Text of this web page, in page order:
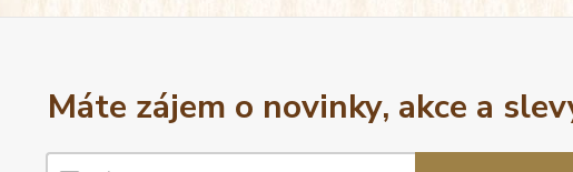
Máte zájem o novinky, akce a